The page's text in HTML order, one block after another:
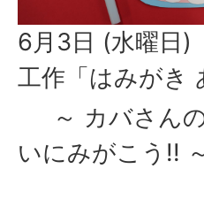
6月3日 (水曜日)
工作「はみがき
～ カバさん
いにみがこう!!